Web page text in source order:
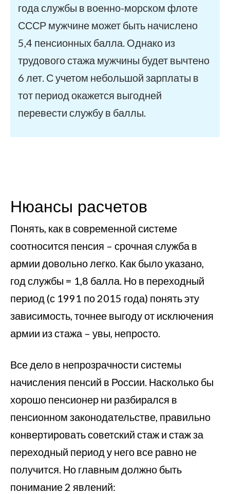
года службы в военно-морском флоте
СССР мужчине может быть начислено
5,4 пенсионных балла. Однако из
трудового стажа мужчины будет вычтено
6 лет. С учетом небольшой зарплаты в
тот период окажется выгодней
перевести службу в баллы.
Нюансы расчетов
Понять, как в современной системе
соотносится пенсия – срочная служба в
армии довольно легко. Как было указано,
год службы = 1,8 балла. Но в переходный
период (с 1991 по 2015 года) понять эту
зависимость, точнее выгоду от исключения
армии из стажа – увы, непросто.
Все дело в непрозрачности системы
начисления пенсий в России. Насколько бы
хорошо пенсионер ни разбирался в
пенсионном законодательстве, правильно
конвертировать советский стаж и стаж за
переходный период у него все равно не
получится. Но главным должно быть
понимание 2 явлений: